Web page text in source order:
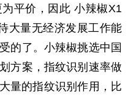
平价，因此 小辣椒X1
大量无经济发展工作能
的了。小辣椒挑选中国
方案，指纹识别速率做
量的指纹识别作用，比